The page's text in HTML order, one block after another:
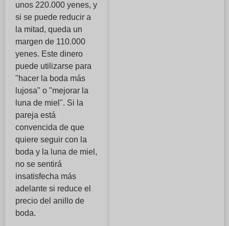
unos 220.000 yenes, y
si se puede reducir a
la mitad, queda un
margen de 110.000
yenes. Este dinero
puede utilizarse para
"hacer la boda más
lujosa" o "mejorar la
luna de miel". Si la
pareja está
convencida de que
quiere seguir con la
boda y la luna de miel,
no se sentirá
insatisfecha más
adelante si reduce el
precio del anillo de
boda.